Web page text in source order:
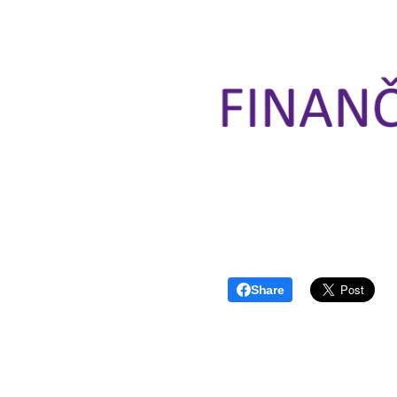
Share